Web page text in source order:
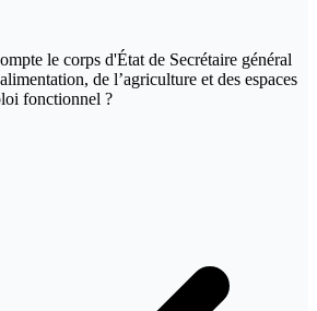
le corps d'État de Secrétaire général
de l’agriculture et des espaces
fonctionnel ?